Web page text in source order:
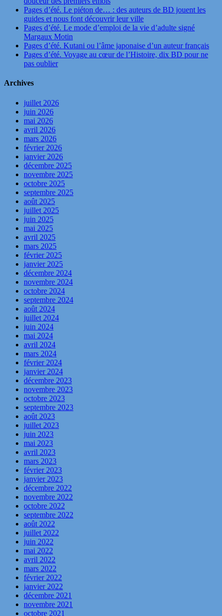
Pages d’été. Le piéton de… : des auteurs de BD jouent les
guides et nous font découvrir leur ville
Pages d’été. Le mode d’emploi de la vie d’adulte signé
Margaux Motin
Pages d’été. Kutani ou l’âme japonaise d’un auteur français
Pages d’été. Voyage au cœur de l’Histoire, dix BD pour ne
pas oublier
Archives
juillet 2026
juin 2026
mai 2026
avril 2026
mars 2026
février 2026
janvier 2026
décembre 2025
novembre 2025
octobre 2025
septembre 2025
août 2025
juillet 2025
juin 2025
mai 2025
avril 2025
mars 2025
février 2025
janvier 2025
décembre 2024
novembre 2024
octobre 2024
septembre 2024
août 2024
juillet 2024
juin 2024
mai 2024
avril 2024
mars 2024
février 2024
janvier 2024
décembre 2023
novembre 2023
octobre 2023
septembre 2023
août 2023
juillet 2023
juin 2023
mai 2023
avril 2023
mars 2023
février 2023
janvier 2023
décembre 2022
novembre 2022
octobre 2022
septembre 2022
août 2022
juillet 2022
juin 2022
mai 2022
avril 2022
mars 2022
février 2022
janvier 2022
décembre 2021
novembre 2021
octobre 2021